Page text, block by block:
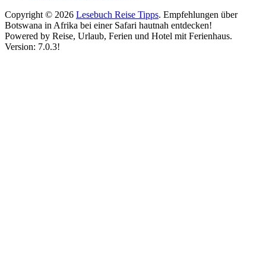
Copyright © 2026 Lesebuch Reise Tipps. Empfehlungen über
Botswana in Afrika bei einer Safari hautnah entdecken!
Powered by Reise, Urlaub, Ferien und Hotel mit Ferienhaus.
Version: 7.0.3!